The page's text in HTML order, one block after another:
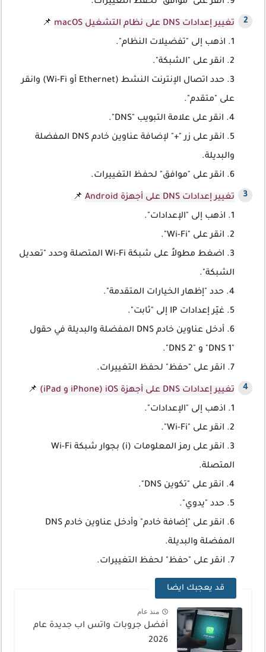
تغيير إعدادات DNS على نظام التشغيل macOS
📌
1. اذهب إلى "تفضيلات النظام".
2. انقر على "الشبكة".
3. حدد اتصال الإنترنت النشط (Ethernet أو Wi-Fi) وانقر
على "متقدم".
4. انقر على علامة التبويب "DNS".
5. انقر على زر "+" لإضافة عناوين خادم DNS المفضلة
والبديلة.
6. انقر على "موافق" لحفظ التغييرات.
تغيير إعدادات DNS على أجهزة Android
📌
1. اذهب إلى "الإعدادات".
2. انقر على "Wi-Fi".
3. اضغط مطولاً على شبكة Wi-Fi المتصلة وحدد "تعديل
الشبكة".
4. حدد "إظهار الخيارات المتقدمة".
5. غيّر إعدادات IP إلى "ثابت".
6. أدخل عناوين خادم DNS المفضلة والبديلة في حقول
"DNS 1" و "DNS 2".
7. انقر على "حفظ" لحفظ التغييرات.
تغيير إعدادات DNS على أجهزة iOS (iPhone و iPad)
📌
1. اذهب إلى "الإعدادات".
2. انقر على "Wi-Fi".
3. انقر على رمز المعلومات (i) بجوار شبكة Wi-Fi
المتصلة.
4. انقر على "تكوين DNS".
5. حدد "يدوي".
6. انقر على "إضافة خادم" وأدخل عناوين خادم DNS
المفضلة والبديلة.
7. انقر على "حفظ" لحفظ التغييرات.
قد يعجبك ايضا
منذ عام
أفضل جروبات واتس اب جديدة عام
2026